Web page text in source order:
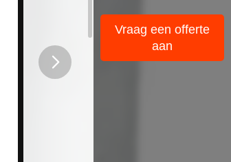
Vraag een offerte
aan